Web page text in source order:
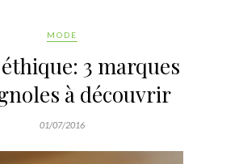
MODE
3 marques
à découvrir
01/07/2016